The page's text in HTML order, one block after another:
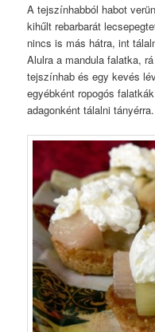
A tejszínhabból habot
kihűlt rebarbarát
nincs is más hátra, int
Alulra a mandula falatka,
tejszínhab és egy kevés
egyébként ropogós
adagonként tálalni tányérra.